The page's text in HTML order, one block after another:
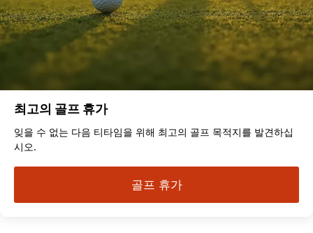
최고의 골프 휴가
잊을 수 없는 다음 티타임을 위해 최고의 골프 목적지를 발견하십
시오.
골프 휴가